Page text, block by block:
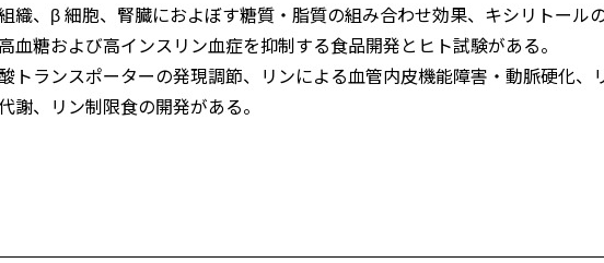
織、β 細胞、腎臓におよぼす糖質・脂質の組み合わせ効果、キシリトール
血糖および高インスリン血症を抑制する食品開発とヒト試験がある。
トランスポーターの発現調節、リンによる血管内皮機能障害・動脈硬化、
謝、リン制限食の開発がある。